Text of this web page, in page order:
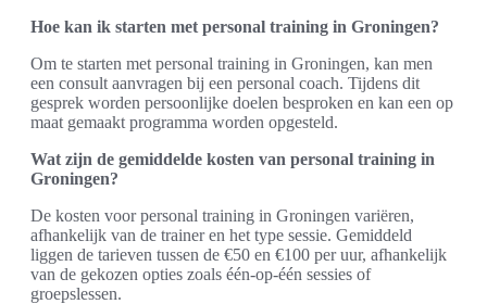
Hoe kan ik starten met personal training in Groningen?
Om te starten met personal training in Groningen, kan men
een consult aanvragen bij een personal coach. Tijdens dit
gesprek worden persoonlijke doelen besproken en kan een op
maat gemaakt programma worden opgesteld.
Wat zijn de gemiddelde kosten van personal training in
Groningen?
De kosten voor personal training in Groningen variëren,
afhankelijk van de trainer en het type sessie. Gemiddeld
liggen de tarieven tussen de €50 en €100 per uur, afhankelijk
van de gekozen opties zoals één-op-één sessies of
groepslessen.